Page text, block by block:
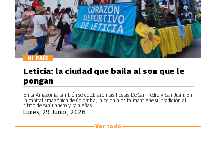
MI PAÍS
Lunes, 29 Junio , 2026
Leticia: la ciudad que baila al son que le
pongan
En la Amazonía también se celebraron las fiestas De San Pedro y San Juan. En
la capital amazónica de Colombia, la colonia opita mantiene su tradición al
ritmo de sanjuanero y rajaleñas.
Ver todo